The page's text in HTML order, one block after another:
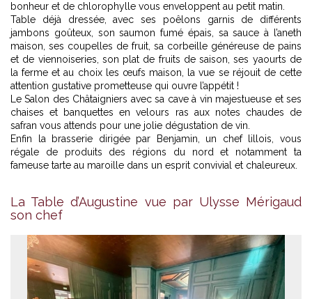
bonheur et de chlorophylle vous enveloppent au petit matin.
Table déjà dressée, avec ses poêlons garnis de différents
jambons goûteux, son saumon fumé épais, sa sauce à l’aneth
maison, ses coupelles de fruit, sa corbeille généreuse de pains
et de viennoiseries, son plat de fruits de saison, ses yaourts de
la ferme et au choix les œufs maison, la vue se réjouit de cette
attention gustative prometteuse qui ouvre l’appétit !
Le Salon des Châtaigniers avec sa cave à vin majestueuse et ses
chaises et banquettes en velours ras aux notes chaudes de
safran vous attends pour une jolie dégustation de vin.
Enfin la brasserie dirigée par Benjamin, un chef lillois, vous
régale de produits des régions du nord et notamment ta
fameuse tarte au maroille dans un esprit convivial et chaleureux.
La Table d’Augustine vue par Ulysse Mérigaud
son chef
© Luxe magazine